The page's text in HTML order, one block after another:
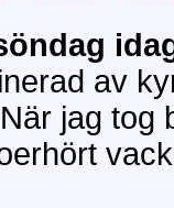
av
jag tog